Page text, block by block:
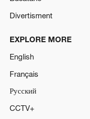
Divertisment
EXPLORE MORE
English
Français
Русский
CCTV+